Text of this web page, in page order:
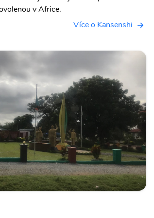
v Africe.
Více o Kansenshi